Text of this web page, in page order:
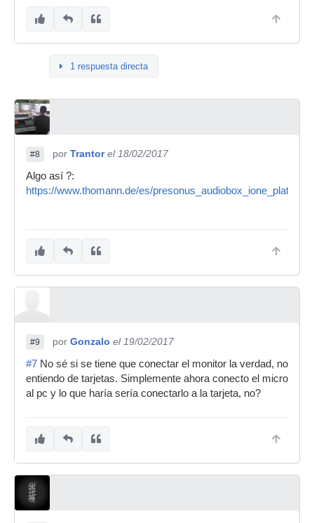
1 respuesta directa
#8 por Trantor el 18/02/2017
Algo así ?:
https://www.thomann.de/es/
#9 por Gonzalo el 19/02/2017
#7 No sé si se tiene que conectar el monitor la verdad, no
entiendo de tarjetas. Simplemente ahora conecto el micro
al pc y lo que haría sería conectarlo a la tarjeta, no?